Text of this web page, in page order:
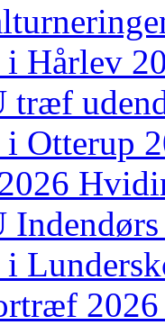
Hårlev
træf
Otterup